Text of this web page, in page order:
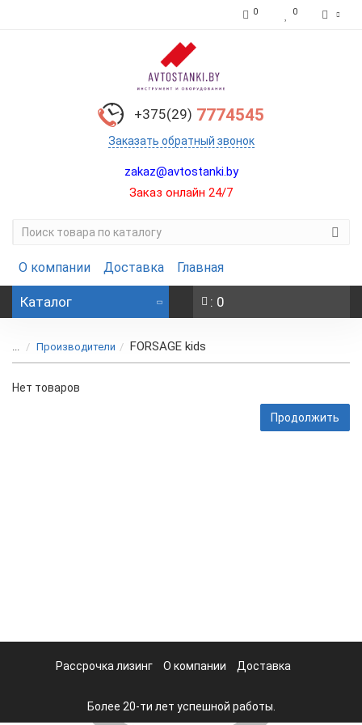
0 0
+375(29) 7774545
Заказать обратный звонок
zakaz@avtostanki.by
Заказ онлайн 24/7
О компании Доставка Главная
Каталог : 0
... Производители FORSAGE kids
Нет товаров
Продолжить
Рассрочка лизинг О компании Доставка
Более 20-ти лет успешной работы.